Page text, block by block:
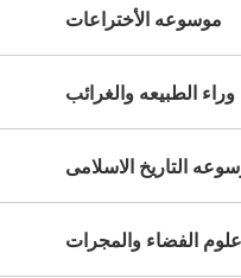
موسوعه الأختراعات
الطبيعه والغرائب
التاريخ الاسلامى
الفضاء والمجرات